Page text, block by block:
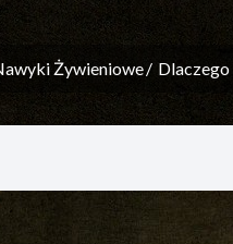
Sprawdź dietę
Żywieniowe